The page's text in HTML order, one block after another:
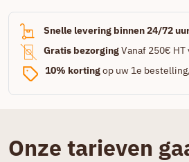
Snelle levering binnen 24/72
Gratis bezorgingVanaf 250€ HT
10% kortingop uw 1e bestelling,
Onze tarieven